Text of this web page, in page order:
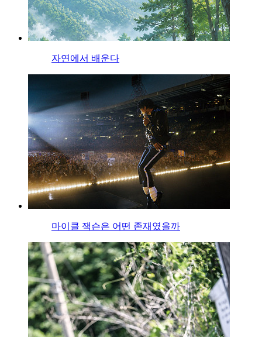
자연에서 배운다
마이클 잭슨은 어떤 존재였을까